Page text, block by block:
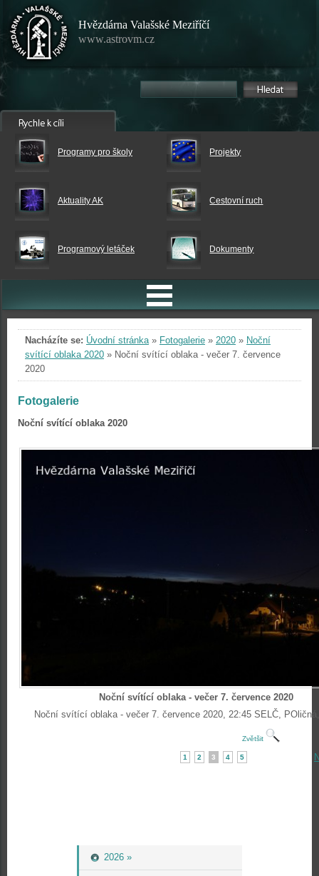
Hvězdárna Valašské Meziříčí
www.astrovm.cz
Programy pro školy Projekty
Aktuality AK Cestovní ruch
Programový letáček Dokumenty
2026 »
Nacházíte se: Úvodní stránka» Fotogalerie » 2020 » Noční
svítící oblaka 2020 » Noční svítící oblaka - večer 7. července
2020
Fotogalerie
Noční svítící oblaka 2020
Noční svítící oblaka - večer 7. července 2020
Noční svítící oblaka - večer 7. července 2020, 22:45 SELČ,
Zvětšit
1 2 3 4 5